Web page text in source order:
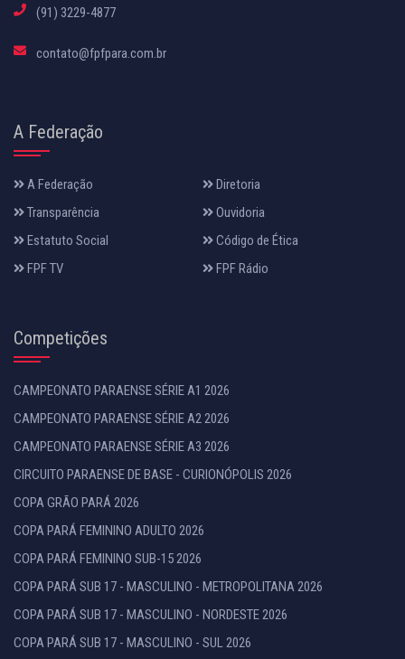
(91) 3229-4877
contato@fpfpara.com.br
A Federação
A Federação
Diretoria
Transparência
Ouvidoria
Estatuto Social
Código de Ética
FPF TV
FPF Rádio
Competições
CAMPEONATO PARAENSE SÉRIE A1 2026
CAMPEONATO PARAENSE SÉRIE A2 2026
CAMPEONATO PARAENSE SÉRIE A3 2026
CIRCUITO PARAENSE DE BASE - CURIONÓPOLIS 2026
COPA GRÃO PARÁ 2026
COPA PARÁ FEMININO ADULTO 2026
COPA PARÁ FEMININO SUB-15 2026
COPA PARÁ SUB 17 - MASCULINO - METROPOLITANA 2026
COPA PARÁ SUB 17 - MASCULINO - NORDESTE 2026
COPA PARÁ SUB 17 - MASCULINO - SUL 2026